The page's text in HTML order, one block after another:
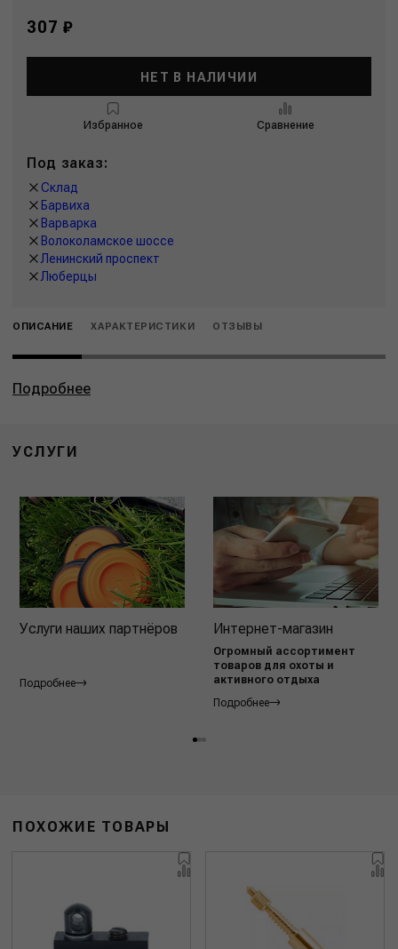
307 ₽
НЕТ В НАЛИЧИИ
Избранное Сравнение
Под заказ:
Склад
Барвиха
Варварка
Волоколамское шоссе
Ленинский проспект
Люберцы
ОПИСАНИЕ ХАРАКТЕРИСТИКИ ОТЗЫВЫ
Подробнее
УСЛУГИ
Услуги наших партнёров
Подробнее
Интернет-магазин
Огромный ассортимент
товаров для охоты и
активного отдыха
Подробнее
ПОХОЖИЕ ТОВАРЫ